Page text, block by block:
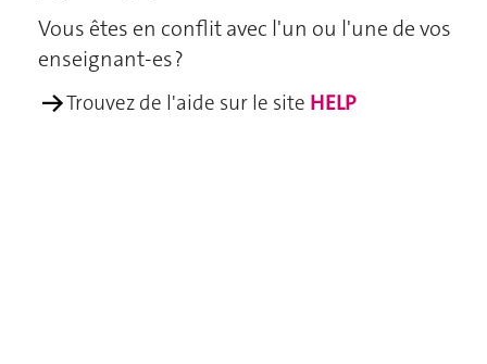
Vous êtes en conflit avec l'un ou l'une de vos
enseignant-es ?
→Trouvez de l'aide sur le site HELP